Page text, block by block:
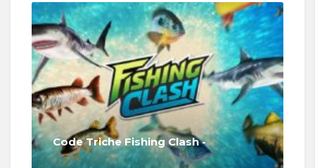
Code Triche Fishing Clash -